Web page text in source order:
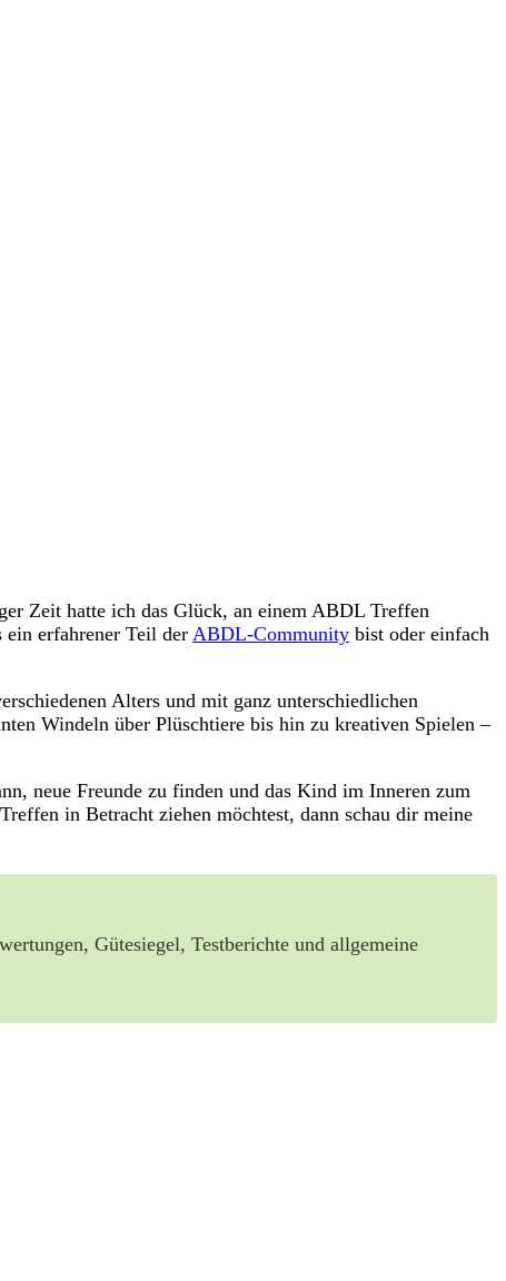
Zeit hatte ich das Glück, an einem ABDL Treffen
ein erfahrener Teil der ABDL-Community bist oder einfach
Alters und mit ganz unterschiedlichen
Windeln über Plüschtiere bis hin zu kreativen Spielen –
neue Freunde zu finden und das Kind im Inneren zum
in Betracht ziehen möchtest, dann schau dir meine
Gütesiegel, Testberichte und allgemeine